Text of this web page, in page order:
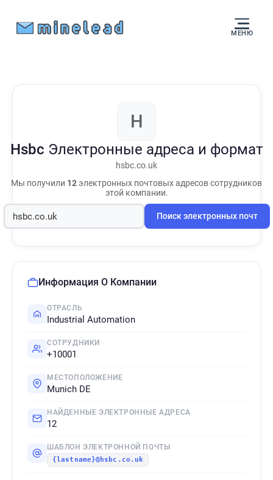
МЕНЮ
H
Hsbc Электронные адреса и формат
hsbc.co.uk
Мы получили 12электронных почтовых адресов сотрудников
этой компании.
Поиск электронных почт
Информация О Компании
ОТРАСЛЬ
Industrial Automation
СОТРУДНИКИ
+10001
МЕСТОПОЛОЖЕНИЕ
Munich DE
НАЙДЕННЫЕ ЭЛЕКТРОННЫЕ АДРЕСА
12
ШАБЛОН ЭЛЕКТРОННОЙ ПОЧТЫ
{lastname}@hsbc.co.uk